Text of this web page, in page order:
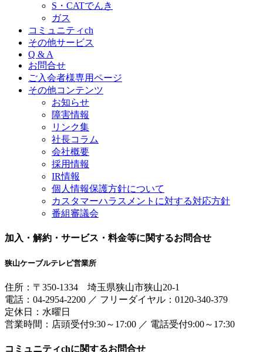
S・CATでんき
ガス
コミュニティch
その他サービス
Q & A
お問合せ
ご入会者様専用ページ
その他コンテンツ
お知らせ
障害情報
リンク集
社長コラム
会社概要
採用情報
IR情報
個人情報保護方針について
カスタマーハラスメントに対する対応方針
番組審議会
加入・解約・サービス・料金等に関するお問合せ
狭山ケーブルテレビ営業所
住所： 〒350-1334 埼玉県狭山市狭山20-1
電話： 04-2954-2200 ／ フリーダイヤル：0120-340-379
定休日：水曜日
営業時間： 店頭受付9:30～17:00 ／ 電話受付9:00～17:30
コミュニティchに関するお問合せ